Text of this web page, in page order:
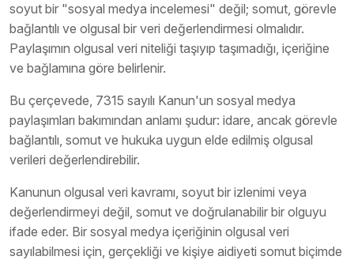
soyut bir "sosyal medya incelemesi" değil; somut, görevle
bağlantılı ve olgusal bir veri değerlendirmesi olmalıdır.
Paylaşımın olgusal veri niteliği taşıyıp taşımadığı, içeriğine
ve bağlamına göre belirlenir.
Bu çerçevede, 7315 sayılı Kanun'un sosyal medya
paylaşımları bakımından anlamı şudur: idare, ancak görevle
bağlantılı, somut ve hukuka uygun elde edilmiş olgusal
verileri değerlendirebilir.
Kanunun olgusal veri kavramı, soyut bir izlenimi veya
değerlendirmeyi değil, somut ve doğrulanabilir bir olguyu
ifade eder. Bir sosyal medya içeriğinin olgusal veri
sayılabilmesi için, gerçekliği ve kişiye aidiyeti somut biçimde